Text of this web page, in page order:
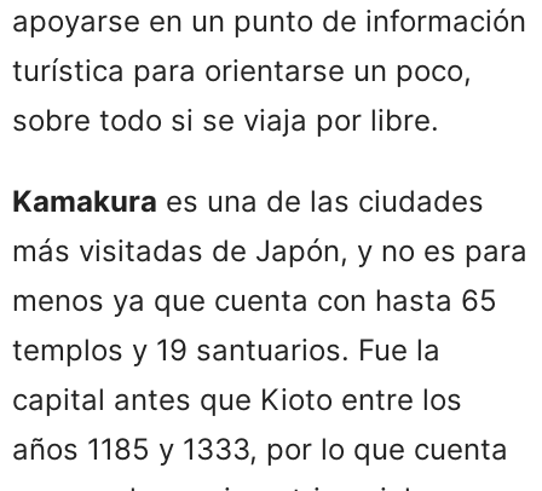
apoyarse en un punto de información
turística para orientarse un poco,
sobre todo si se viaja por libre.
Kamakura es una de las ciudades
más visitadas de Japón, y no es para
menos ya que cuenta con hasta 65
templos y 19 santuarios. Fue la
capital antes que Kioto entre los
años 1185 y 1333, por lo que cuenta